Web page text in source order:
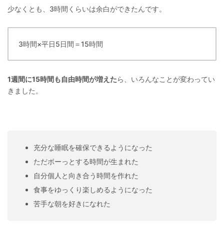
少なくとも、3時間くらいは余白ができたんです。
3時間×平日5日間＝15時間
1週間に15時間も自由時間が増えたら、いろんなことが変わってい
きました。
充分な睡眠を確保できるようになった
ただボーっとする時間が生まれた
自分個人と向き合う時間を作れた
食事をゆっくり楽しめるようになった
苦手な朝を好きになれた